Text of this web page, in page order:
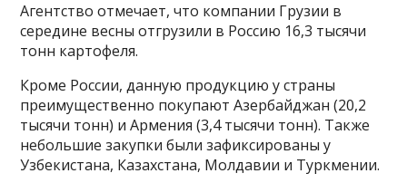
Агентство отмечает, что компании Грузии в
середине весны отгрузили в Россию 16,3 тысячи
тонн картофеля.
Кроме России, данную продукцию у страны
преимущественно покупают Азербайджан (20,2
тысячи тонн) и Армения (3,4 тысячи тонн). Также
небольшие закупки были зафиксированы у
Узбекистана, Казахстана, Молдавии и Туркмении.